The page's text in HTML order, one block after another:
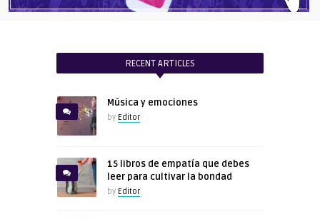
RECENT ARTICLES
Música y emociones
by Editor
15 libros de empatía que debes
leer para cultivar la bondad
by Editor